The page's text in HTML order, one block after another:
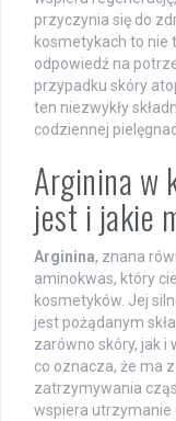
przyczynia się do
kosmetykach to nie
odpowiedź na
przypadku skóry
ten niezwykły
codziennej
Arginina w
jest i jakie
Arginina, znana
aminokwas, który
kosmetyków. Jej
jest pożądanym
zarówno skóry, jak i
co oznacza, że ma
zatrzymywania
wspiera utrzymanie